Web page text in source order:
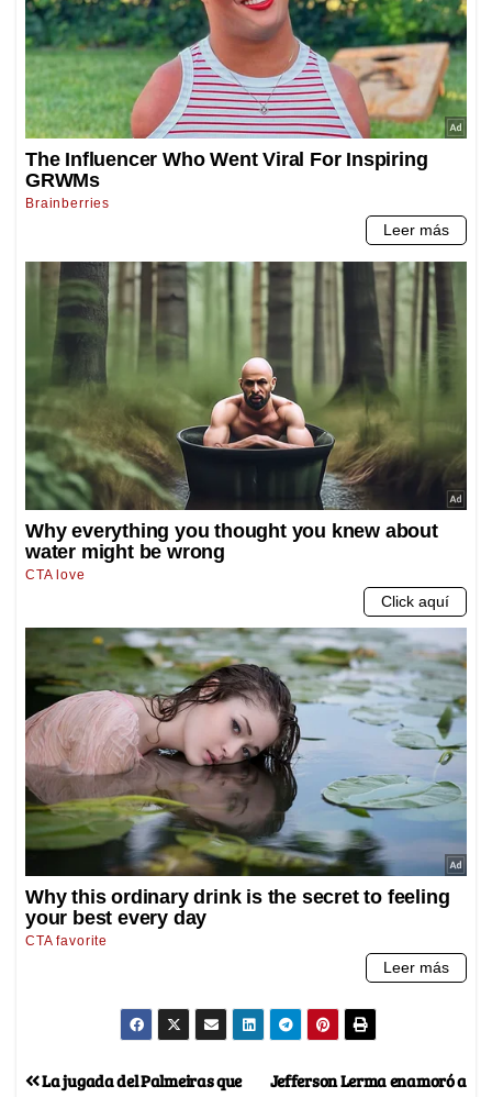
Jefferson Lerma enamoró a
La jugada del Palmeiras que